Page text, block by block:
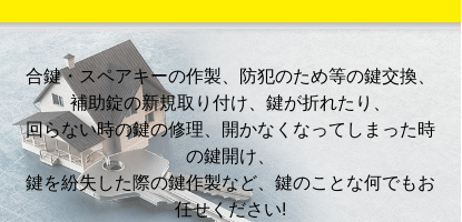
合鍵・スペアキーの作製、防犯のため等の鍵交換、
補助錠の新規取り付け、鍵が折れたり、
回らない時の鍵の修理、開かなくなってしまった時
の鍵開け、
鍵を紛失した際の鍵作製など、鍵のことな何でもお
任せください!